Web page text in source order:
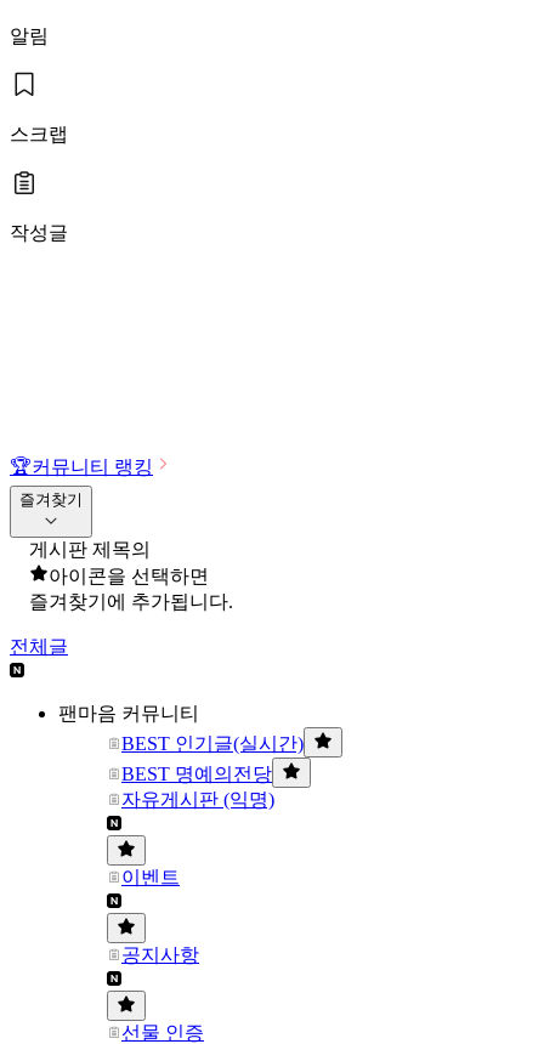
알림
스크랩
작성글
🏆커뮤니티 랭킹
즐겨찾기
게시판 제목의
아이콘을 선택하면
즐겨찾기에 추가됩니다.
전체글
팬마음 커뮤니티
BEST 인기글(실시간)
BEST 명예의전당
자유게시판 (익명)
이벤트
공지사항
선물 인증